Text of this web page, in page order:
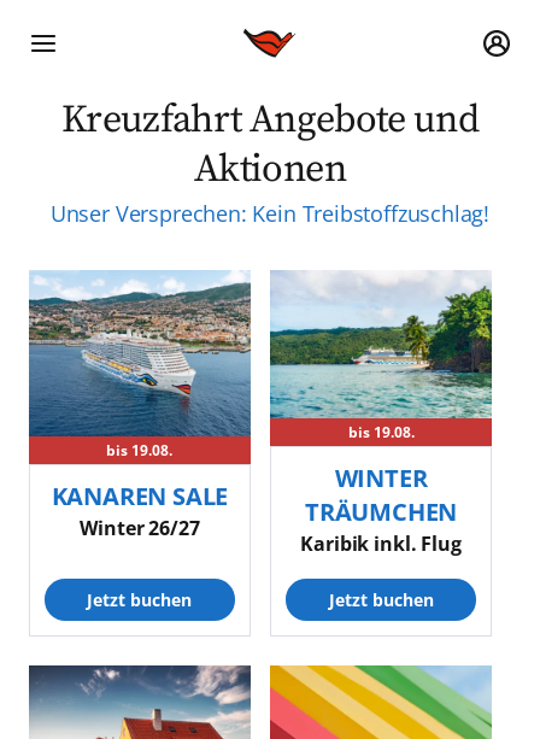
Kreuzfahrt Angebote und
Aktionen
Unser Versprechen: Kein Treibstoffzuschlag!
bis 19.08.
Winter 26/27
KANAREN SALE
Jetzt buchen
bis 19.08.
Karibik inkl. Flug
WINTER
TRÄUMCHEN
Jetzt buchen